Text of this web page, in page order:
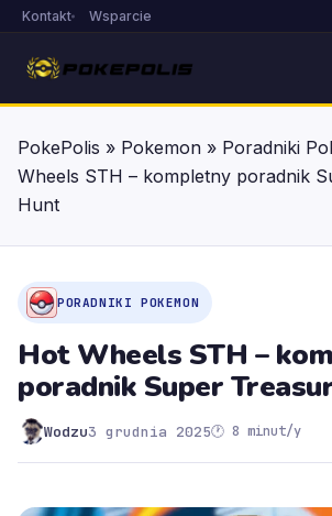
Kontakt Wsparcie
PokePolis » Pokemon » Poradniki
Wheels STH – kompletny poradnik
Hunt
PORADNIKI POKEMON
Hot Wheels STH –
poradnik Super
Wodzu3 grudnia 2025🕐 8 minut/y